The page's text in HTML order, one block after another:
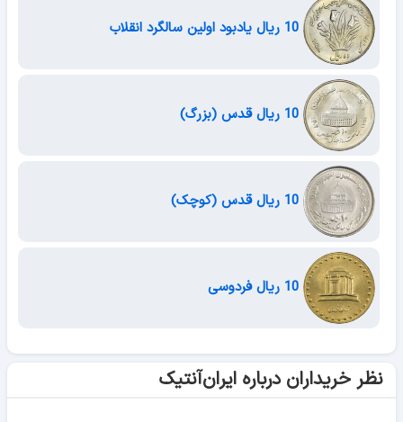
نظر خریداران درباره ایران‌آنتیک